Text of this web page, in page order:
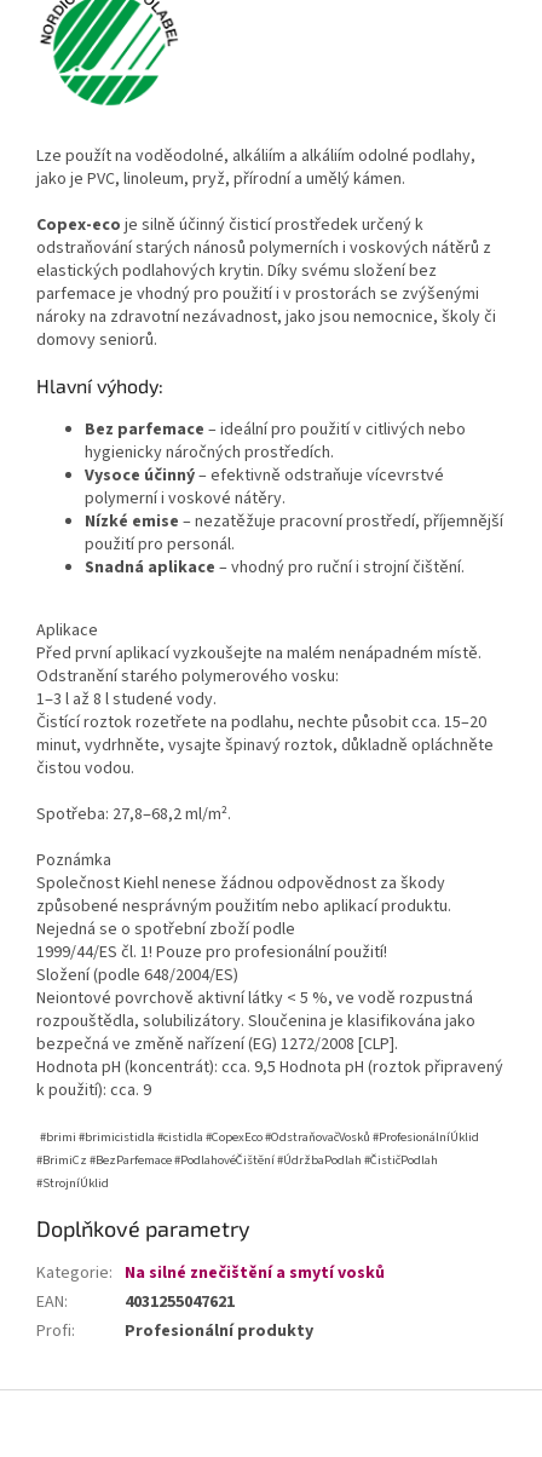
Lze použít na voděodolné, alkáliím a alkáliím odolné podlahy,
jako je PVC, linoleum, pryž, přírodní a umělý kámen.
Copex-eco je silně účinný čisticí prostředek určený k
odstraňování starých nánosů polymerních i voskových nátěrů z
elastických podlahových krytin. Díky svému složení bez
parfemace je vhodný pro použití i v prostorách se zvýšenými
nároky na zdravotní nezávadnost, jako jsou nemocnice, školy či
domovy seniorů.
Hlavní výhody:
Bez parfemace – ideální pro použití v citlivých nebo
hygienicky náročných prostředích.
Vysoce účinný– efektivně odstraňuje vícevrstvé
polymerní i voskové nátěry.
Nízké emise – nezatěžuje pracovní prostředí, příjemnější
použití pro personál.
Snadná aplikace – vhodný pro ruční i strojní čištění.
Aplikace
Před první aplikací vyzkoušejte na malém nenápadném místě.
Odstranění starého polymerového vosku:
1‒3 l až 8 l studené vody.
Čistící roztok rozetřete na podlahu, nechte působit cca. 15–20
minut, vydrhněte, vysajte špinavý roztok, důkladně opláchněte
čistou vodou.
Spotřeba: 27,8‒68,2 ml/m².
Poznámka
Společnost Kiehl nenese žádnou odpovědnost za škody
způsobené nesprávným použitím nebo aplikací produktu.
Nejedná se o spotřební zboží podle
1999/44/ES čl. 1! Pouze pro profesionální použití!
Složení (podle 648/2004/ES)
Neiontové povrchově aktivní látky < 5 %, ve vodě rozpustná
rozpouštědla, solubilizátory. Sloučenina je klasifikována jako
bezpečná ve změně nařízení (EG) 1272/2008 [CLP].
Hodnota pH (koncentrát): cca. 9,5 Hodnota pH (roztok připravený
k použití): cca. 9
#brimi #brimicistidla #cistidla #CopexEco #OdstraňovačVosků #ProfesionálníÚklid
#BrimiCz #BezParfemace #PodlahovéČištění #ÚdržbaPodlah #ČističPodlah
#StrojníÚklid
Doplňkové parametry
Kategorie: Na silné znečištění a smytí vosků
EAN:
4031255047621
Profi: Profesionální produkty